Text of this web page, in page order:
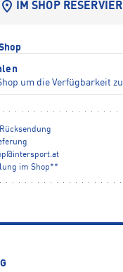
IM SHOP
um die Verfügbarkeit
@intersport.at
im Shop**